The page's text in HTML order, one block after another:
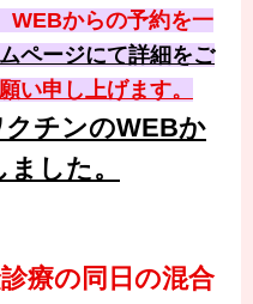
WEBからの予約を一
ページにて詳細をご
い申し上げます。
チンのWEBか
した。
療の同日の混合